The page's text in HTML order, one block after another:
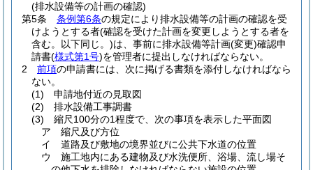
(排水設備等の計画の確認)
第5条
条例第6条の規定により排水設備等の計画の確認を受
けようとする者(確認を受けた計画を変更しようとする者を
含む。以下同じ。)は、事前に排水設備等計画(変更)確認申
請書(様式第1号)を管理者に提出しなければならない。
2
前項の申請書には、次に掲げる書類を添付しなければなら
ない。
(1)
申請地付近の見取図
(2)
排水設備工事調書
(3)
縮尺100分の1程度で、次の事項を表示した平面図
ア
縮尺及び方位
イ
道路及び敷地の境界並びに公共下水道の位置
ウ
施工地内にある建物及び水洗便所、浴場、流し場そ